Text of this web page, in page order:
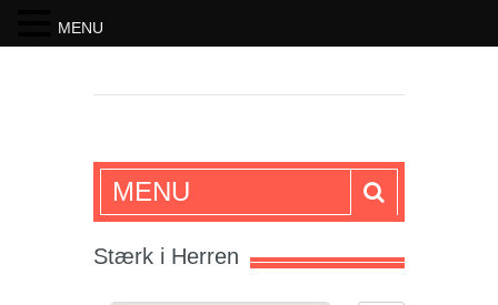
SKRIFTEN
MENU
Stærk i Herren
MENU